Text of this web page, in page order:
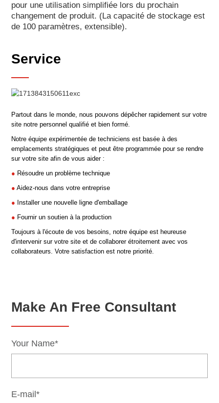
pour une utilisation simplifiée lors du prochain
changement de produit. (La capacité de stockage est
de 100 paramètres, extensible).
Service
Partout dans le monde, nous pouvons dépêcher rapidement sur votre
site notre personnel qualifié et bien formé.
Notre équipe expérimentée de techniciens est basée à des
emplacements stratégiques et peut être programmée pour se rendre
sur votre site afin de vous aider :
● Résoudre un problème technique
● Aidez-nous dans votre entreprise
● Installer une nouvelle ligne d'emballage
● Fournir un soutien à la production
Toujours à l'écoute de vos besoins, notre équipe est heureuse
d'intervenir sur votre site et de collaborer étroitement avec vos
collaborateurs. Votre satisfaction est notre priorité.
Make An Free Consultant
Your Name*
E-mail*